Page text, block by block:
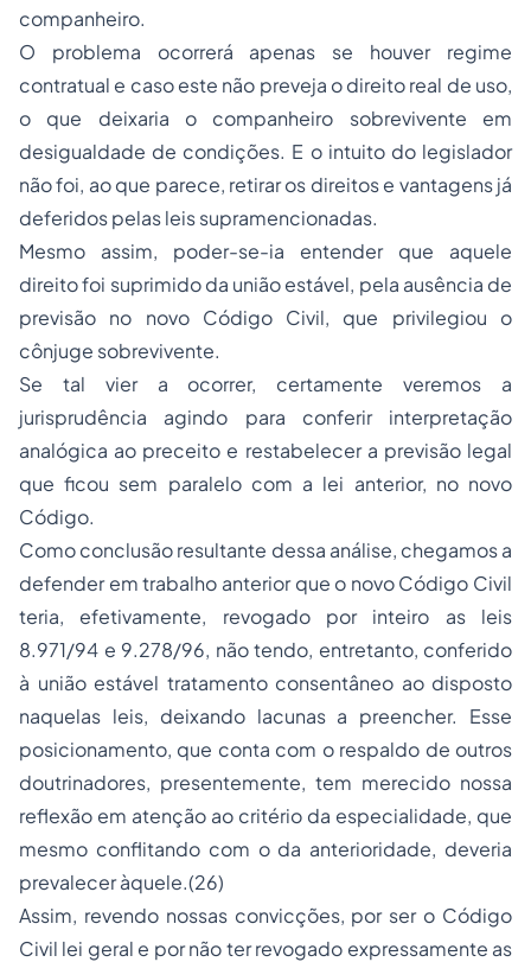
companheiro.
O problema ocorrerá apenas se houver regime
contratual e caso este não preveja o direito real de uso,
o que deixaria o companheiro sobrevivente em
desigualdade de condições. E o intuito do legislador
não foi, ao que parece, retirar os direitos e vantagens já
deferidos pelas leis supramencionadas.
Mesmo assim, poder-se-ia entender que aquele
direito foi suprimido da união estável, pela ausência de
previsão no novo Código Civil, que privilegiou o
cônjuge sobrevivente.
Se tal vier a ocorrer, certamente veremos a
jurisprudência agindo para conferir interpretação
analógica ao preceito e restabelecer a previsão legal
que ficou sem paralelo com a lei anterior, no novo
Código.
Como conclusão resultante dessa análise, chegamos a
defender em trabalho anterior que o novo Código Civil
teria, efetivamente, revogado por inteiro as leis
8.971/94 e 9.278/96, não tendo, entretanto, conferido
à união estável tratamento consentâneo ao disposto
naquelas leis, deixando lacunas a preencher. Esse
posicionamento, que conta com o respaldo de outros
doutrinadores, presentemente, tem merecido nossa
reflexão em atenção ao critério da especialidade, que
mesmo conflitando com o da anterioridade, deveria
prevalecer àquele.(26)
Assim, revendo nossas convicções, por ser o Código
Civil lei geral e por não ter revogado expressamente as